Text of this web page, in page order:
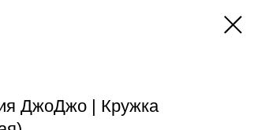
ДжоДжо | Кружка